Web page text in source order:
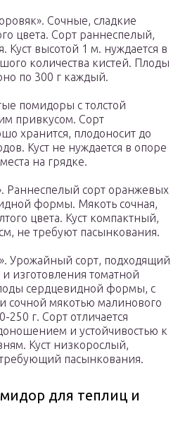
Сочные, сладкие
цвета. Сорт раннеспелый,
Куст высотой 1 м. нуждается в
количества кистей. Плоды
по 300 г каждый.
помидоры с толстой
привкусом. Сорт
хранится, плодоносит до
Куст не нуждается в опоре
на грядке.
Раннеспелый сорт оранжевых
формы. Мякоть сочная,
цвета. Куст компактный,
не требуют пасынкования.
Урожайный сорт, подходящий
изготовления томатной
сердцевидной формы, с
сочной мякотью малинового
250 г. Сорт отличается
и устойчивостью к
Куст низкорослый,
пасынкования.
для теплиц и